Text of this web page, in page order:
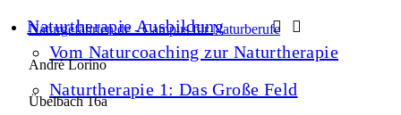
Naturtherapie Ausbildung
Vom Naturcoaching zur Naturtherapie
Naturtherapie 1: Das Große Feld
Naturgefährten.de - Campus für Naturberufe
André Lorino
Übelbach 16a